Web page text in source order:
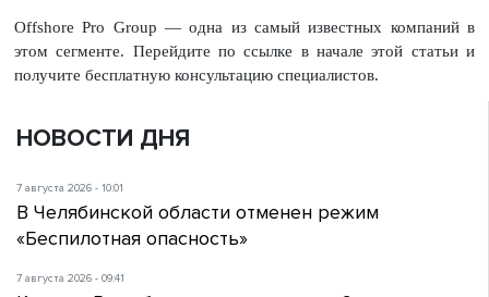
Offshore Pro Group — одна из самый известных компаний в
этом сегменте. Перейдите по ссылке в начале этой статьи и
получите бесплатную консультацию специалистов.
НОВОСТИ ДНЯ
7 августа 2026 - 10:01
В Челябинской области отменен режим
«Беспилотная опасность»
7 августа 2026 - 09:41